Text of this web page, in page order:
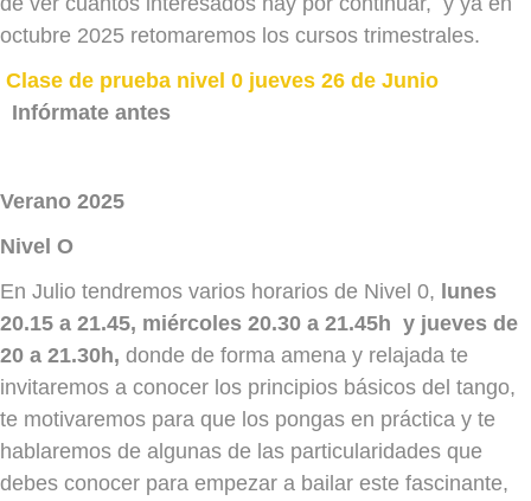
octubre 2025 retomaremos los cursos trimestrales.
Clase de prueba nivel 0 jueves 26 de Junio
Infórmate antes
Verano 2025
Nivel O
En Julio tendremos varios horarios de Nivel 0, lunes
20.15 a 21.45, miércoles 20.30 a 21.45h y jueves de
20 a 21.30h, donde de forma amena y relajada te
invitaremos a conocer los principios básicos del tango,
te motivaremos para que los pongas en práctica y te
hablaremos de algunas de las particularidades que
debes conocer para empezar a bailar este fascinante,